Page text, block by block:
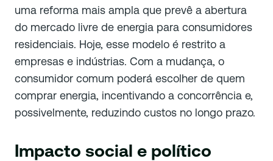
uma reforma mais ampla que prevê a abertura
do mercado livre de energia para consumidores
residenciais. Hoje, esse modelo é restrito a
empresas e indústrias. Com a mudança, o
consumidor comum poderá escolher de quem
comprar energia, incentivando a concorrência e,
possivelmente, reduzindo custos no longo prazo.
Impacto social e político